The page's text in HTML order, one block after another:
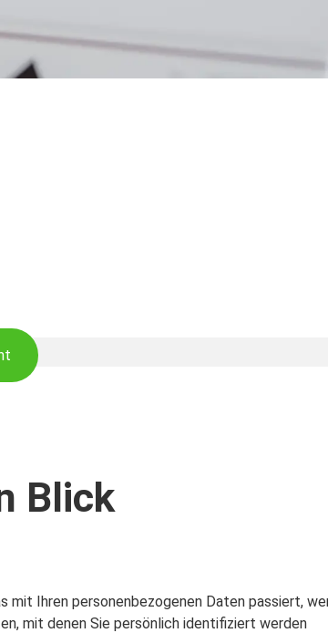
Blick
mit Ihren personenbezogenen Daten passiert,
mit denen Sie persönlich identifiziert werden